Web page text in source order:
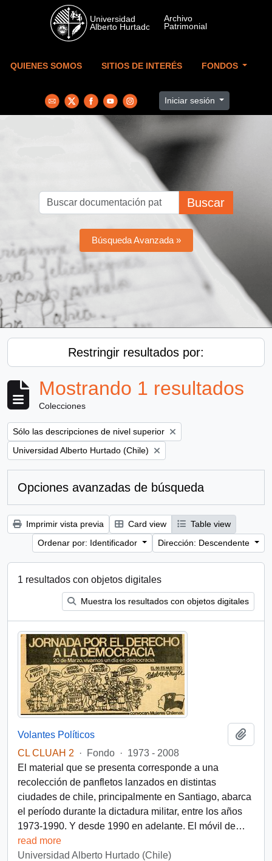
Skip to main content
QUIENES SOMOS SITIOS DE INTERÉS FONDOS
Iniciar sesión
Buscar
Búsqueda Avanzada »
Restringir resultados por:
Mostrando 1 resultados
Colecciones
Remove filter:
Sólo las descripciones de nivel superior
Remove filter:
Universidad Alberto Hurtado (Chile)
Opciones avanzadas de búsqueda
Imprimir vista previa Card view
Table view
Ordenar por: Identificador
Dirección: Descendente
1 resultados con objetos digitales
Muestra los resultados con objetos digitales
Volantes Políticos
CL CLUAH 2
· Fondo · 1973 - 2008
El material que se presenta corresponde a una
recolección de panfletos lanzados en distintas
ciudades de chile, principalmente en Santiago, abarca
el período durante la dictadura militar, entre los años
1973-1990. Y desde 1990 en adelante. El móvil de…
read more
Universidad Alberto Hurtado (Chile)